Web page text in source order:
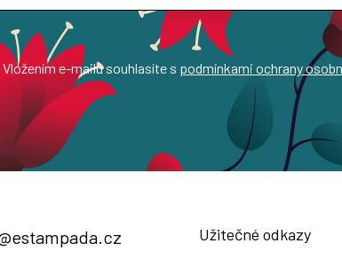
Vložením e-mailu souhlasíte s podmínkami ochrany
estampada.cz Užitečné odkazy